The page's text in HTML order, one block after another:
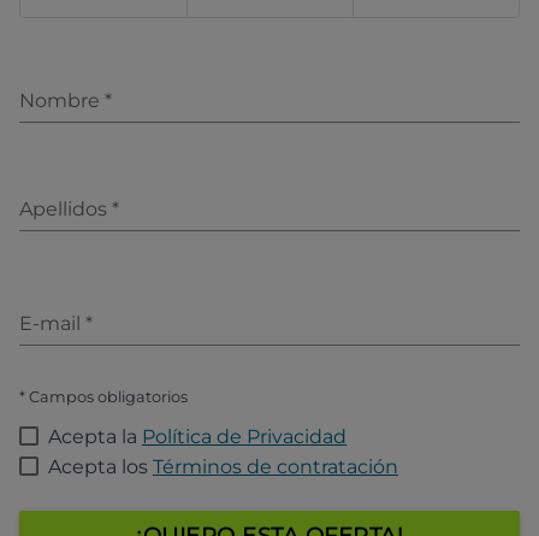
Nombre *
Apellidos *
E-mail *
* Campos obligatorios
Acepta la Política de Privacidad
Acepta los Términos de contratación